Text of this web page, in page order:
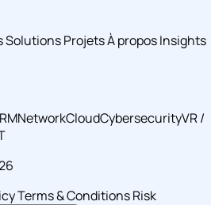
SolutionsProjetsÀ proposInsights
NetworkCloudCybersecurityVR /
Terms & ConditionsRisk